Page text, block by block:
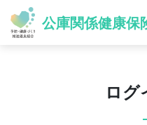
Skip
content
公庫関係健康保
ログ